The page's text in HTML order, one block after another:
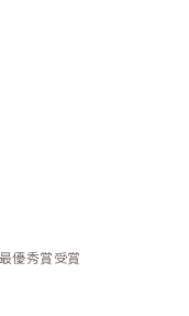
優秀賞受賞